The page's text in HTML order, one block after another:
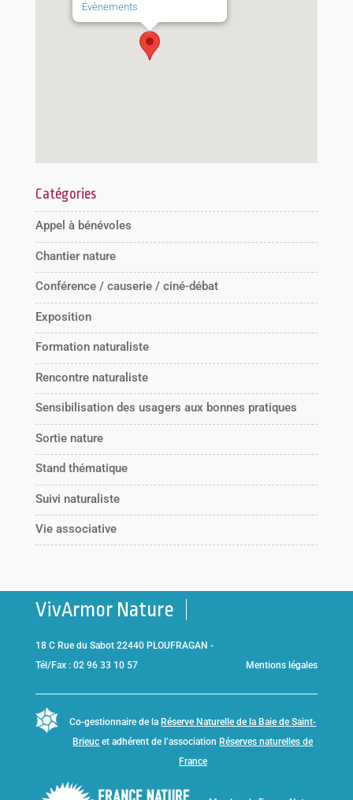
Évènements
Catégories
Appel à bénévoles
Chantier nature
Conférence / causerie / ciné-débat
Exposition
Formation naturaliste
Rencontre naturaliste
Sensibilisation des usagers aux bonnes pratiques
Sortie nature
Stand thématique
Suivi naturaliste
Vie associative
VivArmor Nature
18 C Rue du Sabot 22440 PLOUFRAGAN -
Tél/Fax : 02 96 33 10 57
Mentions légales
Co-gestionnaire de la Réserve Naturelle de la Baie de Saint-
Brieuc et adhérent de l’association Réserves naturelles de
France